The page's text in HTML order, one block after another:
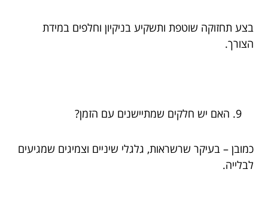
בצע תחזוקה שוטפת ותשקיע בניקיון וחלפים במידת
הצורך.
האם יש חלקים שמתיישנים עם הזמן?
כמובן – בעיקר שרשראות, גלגלי שיניים וצמיגים שמגיעים
לבלייה.